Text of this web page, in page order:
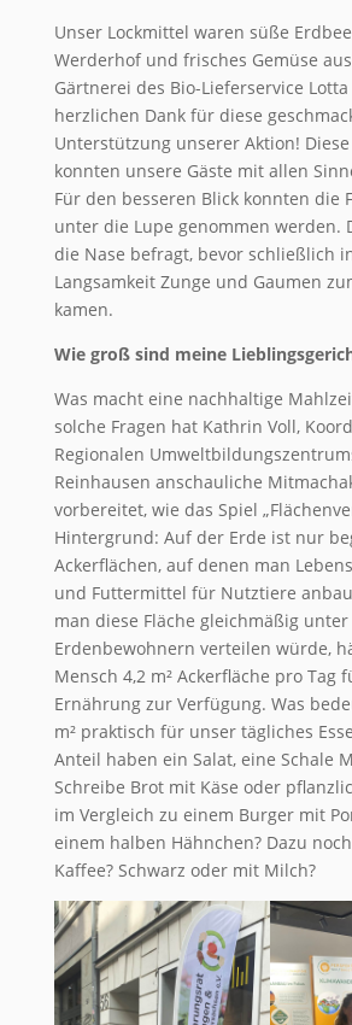
Unser Lockmittel waren süße
Werderhof und frisches Gemüse
Gärtnerei des Bio-Lieferservice
herzlichen Dank für diese
Unterstützung unserer Aktion!
konnten unsere Gäste mit allen
Für den besseren Blick konnten die
unter die Lupe genommen werden.
die Nase befragt, bevor schließlich
Langsamkeit Zunge und Gaumen
kamen.
Wie groß sind meine
Was macht eine nachhaltige
solche Fragen hat Kathrin Voll,
Regionalen
Reinhausen anschauliche
vorbereitet, wie das Spiel
Hintergrund: Auf der Erde ist nur
Ackerflächen, auf denen man
und Futtermittel für Nutztiere
man diese Fläche gleichmäßig
Erdenbewohnern verteilen würde,
Mensch 4,2 m² Ackerfläche pro Tag
Ernährung zur Verfügung. Was
m² praktisch für unser tägliches
Anteil haben ein Salat, eine Schale
Schreibe Brot mit Käse oder
im Vergleich zu einem Burger mit
einem halben Hähnchen? Dazu
Kaffee? Schwarz oder mit Milch?